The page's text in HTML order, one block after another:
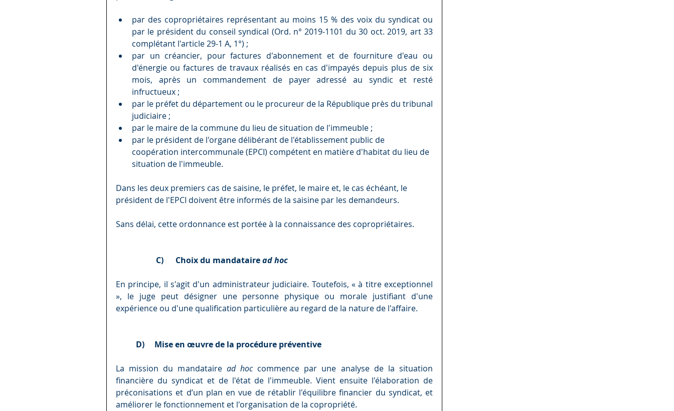
par des copropriétaires représentant au moins 15 % des voix du syndicat ou
par le président du conseil syndical (Ord. n° 2019-1101 du 30 oct. 2019, art 33
complétant l'article 29-1 A, 1°) ;
par un créancier, pour factures d'abonnement et de fourniture d'eau ou
d'énergie ou factures de travaux réalisés en cas d'impayés depuis plus de six
mois, après un commandement de payer adressé au syndic et resté
infructueux ;
par le préfet du département ou le procureur de la République près du tribunal
judiciaire ;
par le maire de la commune du lieu de situation de l'immeuble ;
par le président de l'organe délibérant de l'établissement public de
coopération intercommunale (EPCI) compétent en matière d'habitat du lieu de
situation de l'immeuble.
Dans les deux premiers cas de saisine, le préfet, le maire et, le cas échéant, le
président de l'EPCI doivent être informés de la saisine par les demandeurs.
Sans délai, cette ordonnance est portée à la connaissance des copropriétaires.
C)      Choix du mandataire ad hoc
En principe, il s'agit d'un administrateur judiciaire. Toutefois, « à titre exceptionnel
», le juge peut désigner une personne physique ou morale justifiant d'une
expérience ou d'une qualification particulière au regard de la nature de l'affaire.
D)     Mise en œuvre de la procédure préventive
La mission du mandataire ad hoc commence par une analyse de la situation
financière du syndicat et de l'état de l'immeuble. Vient ensuite l'élaboration de
préconisations et d’un plan en vue de rétablir l'équilibre financier du syndicat, et
améliorer le fonctionnement et l'organisation de la copropriété.